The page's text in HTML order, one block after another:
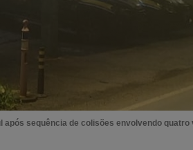
após sequência de colisões envolvendo quatro